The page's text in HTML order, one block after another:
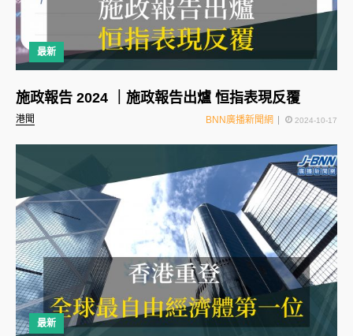
最新
港聞
施政報告 2024 ｜施政報告出爐 恒指表現反覆
BNN廣播新聞網 2024-10-17
最新